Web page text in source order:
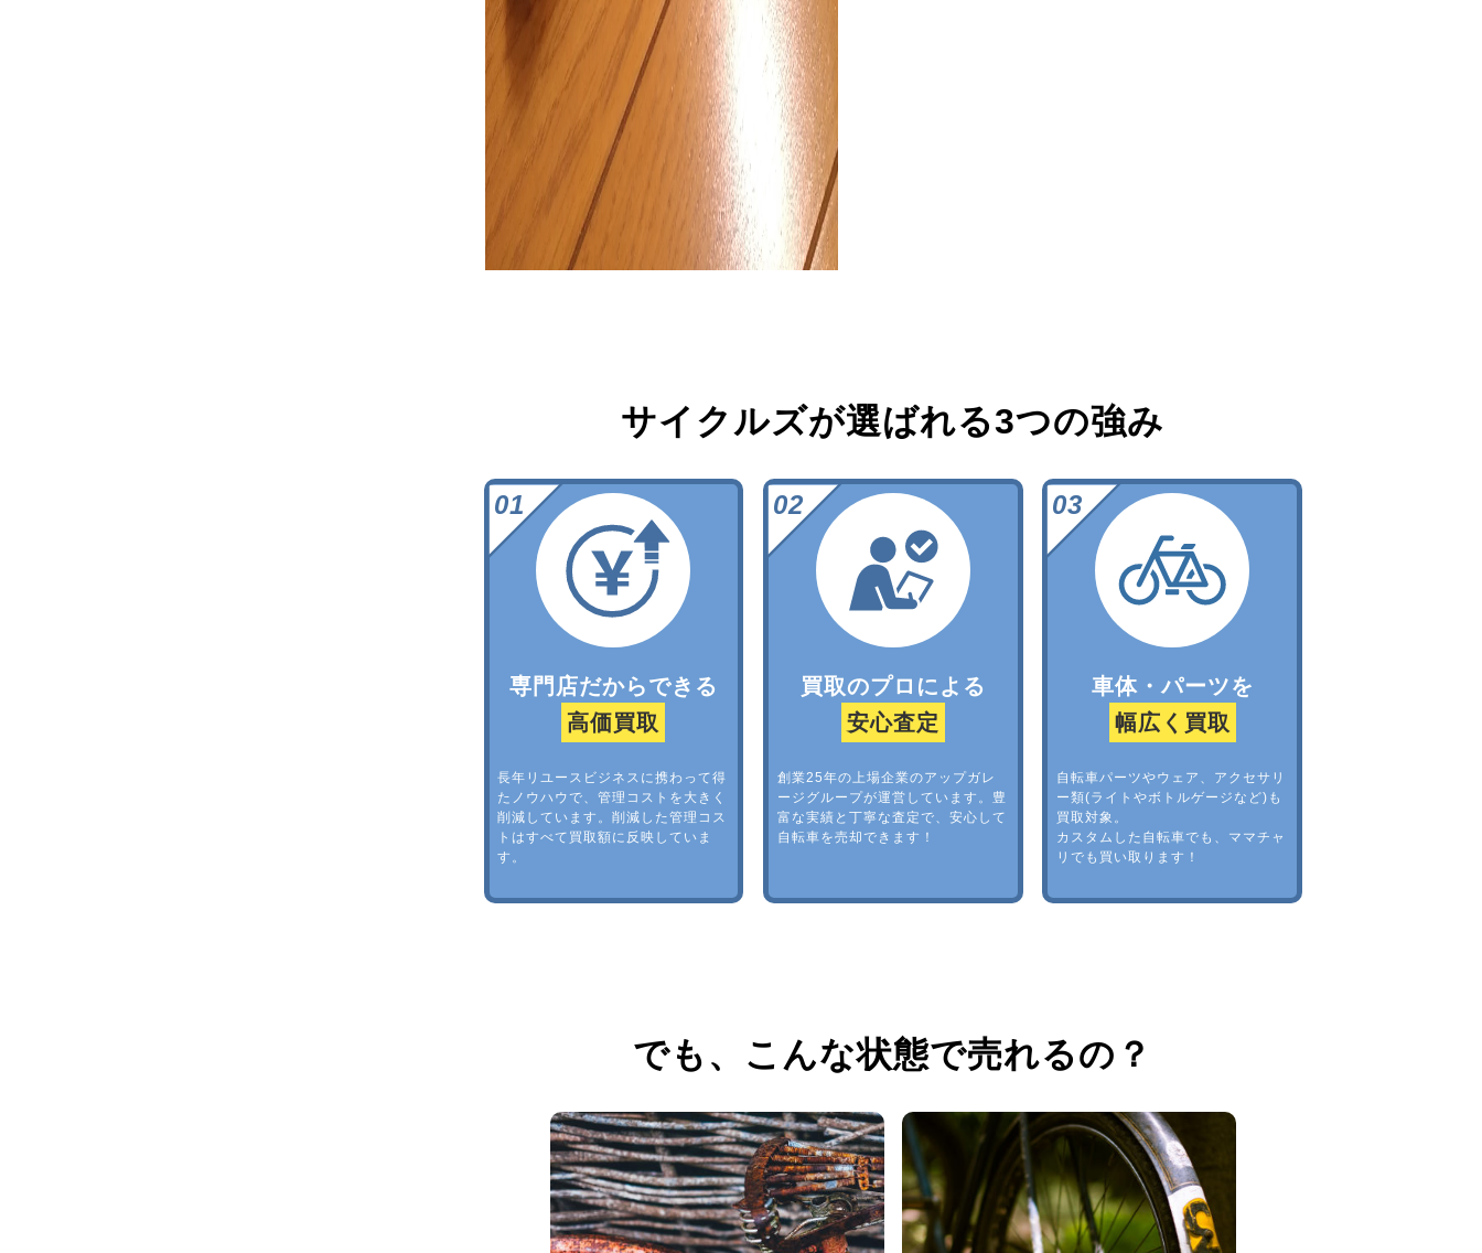
サイクルズが選ばれる3つの強み
専門店だからできる
高価買取
長年リユースビジネスに携わって得
たノウハウで、管理コストを大きく
削減しています。削減した管理コス
トはすべて買取額に反映していま
す。
買取のプロによる
安心査定
創業25年の上場企業のアップガレ
ージグループが運営しています。豊
富な実績と丁寧な査定で、安心して
自転車を売却できます！
車体・パーツを
幅広く買取
自転車パーツやウェア、アクセサリ
ー類(ライトやボトルゲージなど)も
買取対象。
カスタムした自転車でも、ママチャ
リでも買い取ります！
でも、 こんな状態で売れるの？